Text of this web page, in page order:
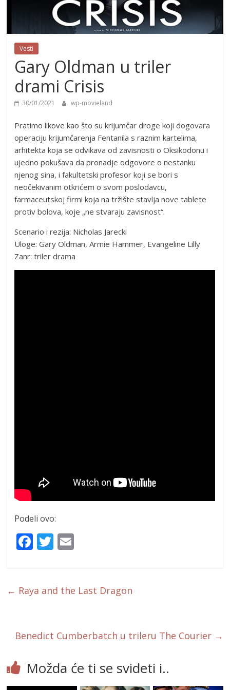
Vesti
Gary Oldman u triler
drami Crisis
30/01/2021 wp-movieland
Pratimo likove kao što su krijumčar droge koji dogovara
operaciju krijumčarenja Fentanila s raznim kartelima,
arhitekta koja se odvikava od zavisnosti o Oksikodonu i
ujedno pokušava da pronadje odgovore o nestanku
njenog sina, i fakultetski profesor koji se bori s
neočekivanim otkrićem o svom poslodavcu,
farmaceutskoj firmi koja na tržište stavlja nove tablete
protiv bolova, koje „ne stvaraju zavisnost“.
Scenario i rezija: Nicholas Jarecki
Uloge: Gary Oldman, Armie Hammer, Evangeline Lilly
Zanr: triler drama
Podeli ovo:
F
ac
b
k
T
w
er l
← Raya and the Last Dragon
Benedict Cumberbatch u trileru The Courier →
Možda će ti se svideti i..